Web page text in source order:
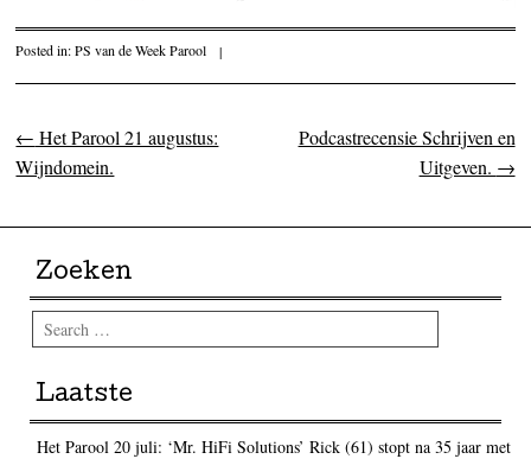
Posted in:PS van de Week Parool |
Post navigation
← Het Parool 21 augustus:
Wijndomein.
Podcastrecensie Schrijven en
Uitgeven. →
Zoeken
Search
Laatste
Het Parool 20 juli: ‘Mr. HiFi Solutions’ Rick (61) stopt na 35 jaar met